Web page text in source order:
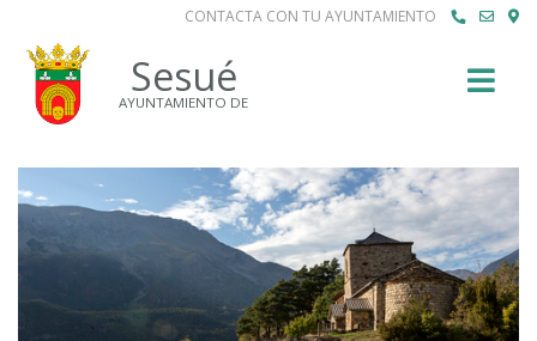
CONTACTA CON TU AYUNTAMIENTO
Sesué
AYUNTAMIENTO DE